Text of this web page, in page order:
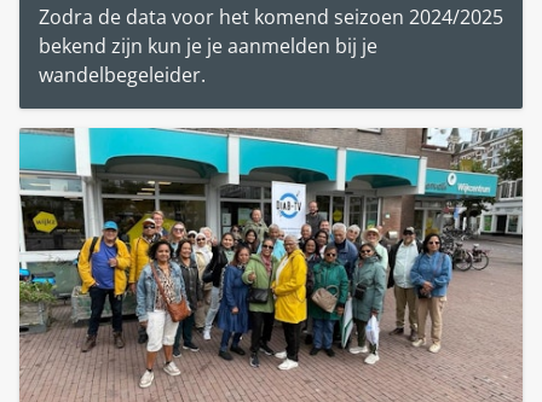
Zodra de data voor het komend seizoen 2024/2025
bekend zijn kun je je aanmelden bij je
wandelbegeleider.